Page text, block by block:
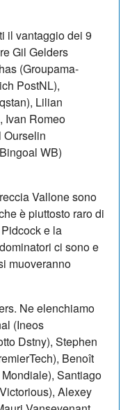
il vantaggio dei 9
Gil Gelders
(Groupama-
PostNL),
Lilian
Ivan Romeo
Ourselin
WB)
Vallone sono
è piuttosto raro di
e la
ci sono e
muoveranno
Ne elenchiamo
(Ineos
Dstny), Stephen
Benoît
Santiago
Alexey